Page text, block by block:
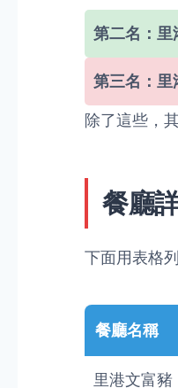
第二名：里
第三名：里
除了這些，
餐廳
下面用表格
餐廳名稱
里港文富豬